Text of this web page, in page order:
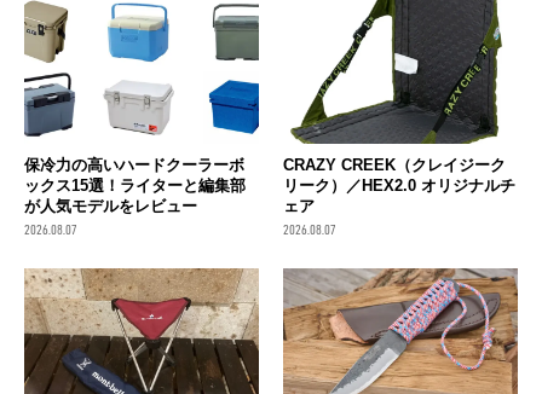
保冷力の高いハードクーラーボ
ックス15選！ライターと編集部
が人気モデルをレビュー
2026.08.07
CRAZY CREEK（クレイジーク
リーク）／HEX2.0 オリジナルチ
ェア
2026.08.07